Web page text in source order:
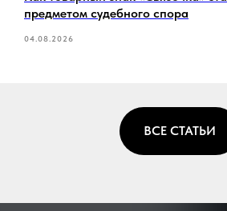
предметом судебного спора
04.08.2026
ВСЕ СТАТЬИ